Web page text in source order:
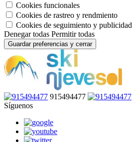
Cookies funcionales
Cookies de rastreo y rendmiento
Cookies de seguimiento y publicidad
Denegar todas Permitir todas
Guardar preferencias y cerrar
915494477
Síguenos